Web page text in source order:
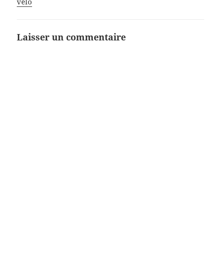
Laisser un commentaire